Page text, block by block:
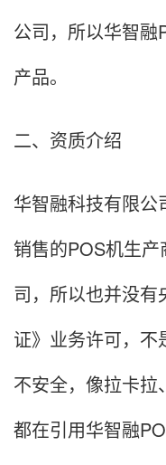
公司，所以华智融
产品。
二、资质介绍
华智融科技有限公
销售的POS机生
司，所以也并没有
证》业务许可，不
不安全，像拉卡拉
都在引用华智融